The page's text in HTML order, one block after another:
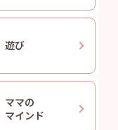
遊び
ママの
マインド